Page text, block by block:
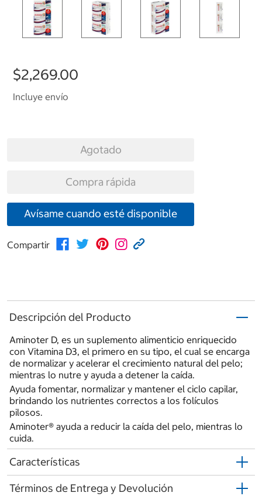
$2,269.00
Incluye envío
Agotado
Compra rápida
Avísame cuando esté disponible
Compartir
Descripción del Producto
Aminoter D, es un suplemento alimenticio enriquecido
con Vitamina D3, el primero en su tipo, el cual se encarga
de normalizar y acelerar el crecimiento natural del pelo;
mientras lo nutre y ayuda a detener la caída.
Ayuda fomentar, normalizar y mantener el ciclo capilar,
brindando los nutrientes correctos a los folículos
pilosos.
Aminoter® ayuda a reducir la caída del pelo, mientras lo
cuida.
Características
Términos de Entrega y Devolución